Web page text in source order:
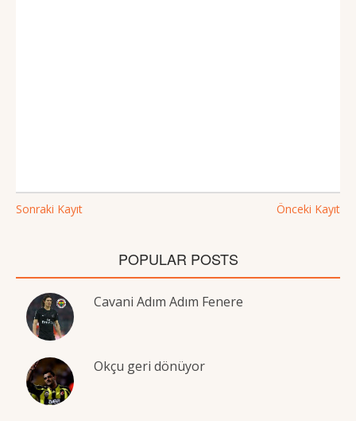
Sonraki Kayıt Önceki Kayıt
POPULAR POSTS
Cavani Adım Adım Fenere
Okçu geri dönüyor